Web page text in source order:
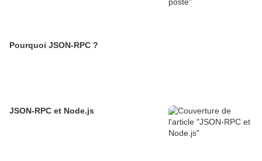
Pourquoi JSON-RPC ?
JSON-RPC et Node.js